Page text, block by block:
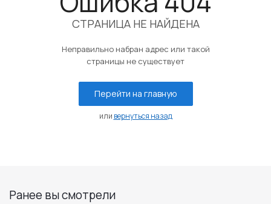
СТРАНИЦА НЕ НАЙДЕНА
Неправильно набран адрес или такой
страницы не существует
Перейти на главную
или вернуться назад
Ранее вы смотрели